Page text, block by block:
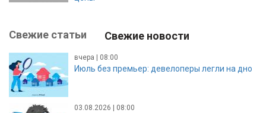
Свежие статьи Свежие новости
вчера | 08:00
Июль без премьер: девелоперы легли на дно
03.08.2026 | 08:00